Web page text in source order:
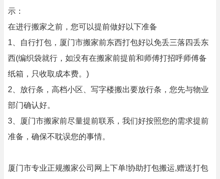
示：
在进行搬家之前，您可以提前做好以下准备
1、自行打包，厦门市搬家前东西打包好以免丢三落四丢东
西(编织袋就行，如没有在搬家前提前和师傅打招呼师傅备
纸箱，只收取成本费。)
2、放行条，高档小区、写字楼搬出要放行条，您先与物业
部门确认好。
3、厦门市搬家前尽量提前联系，我们好按照您的需求提前
准备，确保不耽误您的事情。
厦门市专业正规搬家公司网上下单!协助打包搬运,赠送打包